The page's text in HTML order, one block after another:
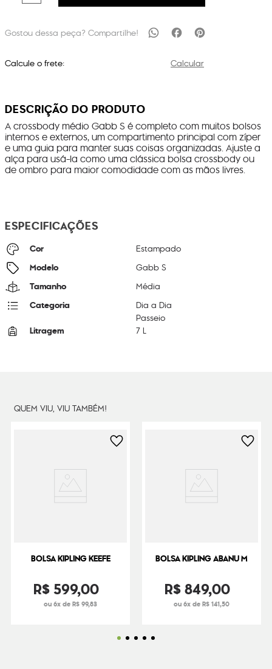
Calcule o frete: Calcular
DESCRIÇÃO DO PRODUTO
A crossbody médio Gabb S é completo com muitos bolsos
internos e externos, um compartimento principal com zíper
e uma guia para manter suas coisas organizadas. Ajuste a
alça para usá-la como uma clássica bolsa crossbody ou
de ombro para maior comodidade com as mãos livres.
ESPECIFICAÇÕES
Cor Estampado
Modelo Gabb S
Tamanho Média
Categoria
Dia a Dia
Passeio
Litragem 7 L
QUEM VIU, VIU TAMBÉM!
BOLSA KIPLING KEEFE
R$599,00
ou 6x de R$ 99,83
BOLSA KIPLING ABANU M
R$849,00
ou 6x de R$ 141,50